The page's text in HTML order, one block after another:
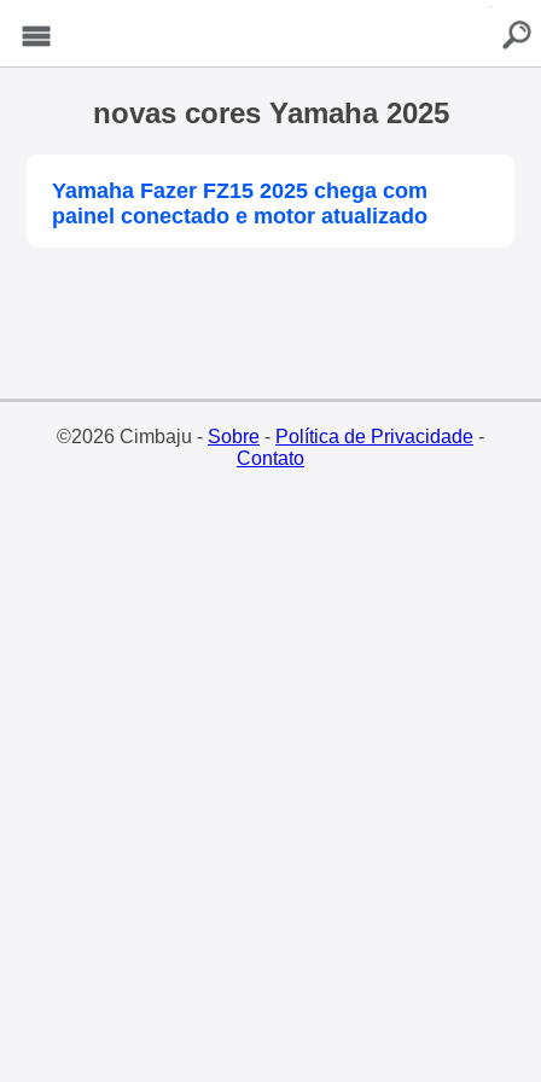
novas cores Yamaha 2025
Yamaha Fazer FZ15 2025 chega com
painel conectado e motor atualizado
©2026 Cimbaju - Sobre- Política de Privacidade-
Contato